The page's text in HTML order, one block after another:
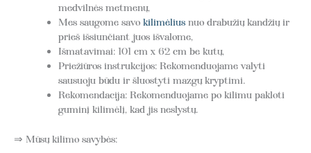
medvilnės metmenų,
Mes saugome savo kilimėliusnuo drabužių kandžių ir
prieš išsiunčiant juos išvalome,
Išmatavimai: 101 cm x 62 cm be kutų,
Priežiūros instrukcijos: Rekomenduojame valyti
sausuoju būdu ir šluostyti mazgų kryptimi.
Rekomendacija: Rekomenduojame po kilimu pakloti
guminį kilimėlį, kad jis neslystų.
⇒ Mūsų kilimo savybės: